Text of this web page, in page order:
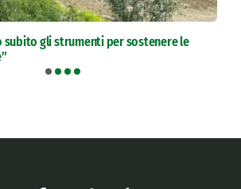
subito gli strumenti per sostenere le